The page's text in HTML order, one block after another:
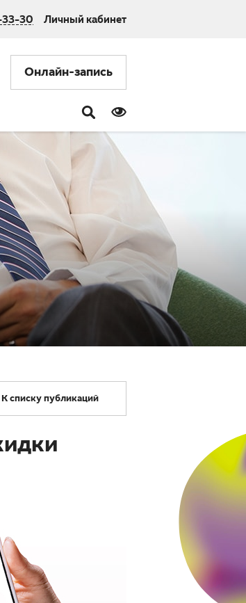
30 Личный кабинет
Онлайн-запись
К списку публикаций